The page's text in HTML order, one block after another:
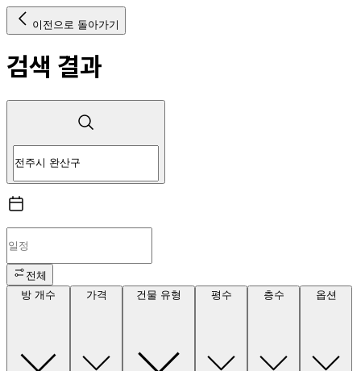
이전으로 돌아가기
검색 결과
전체
방 개수
가격 건물 유형 평수 층수 옵션